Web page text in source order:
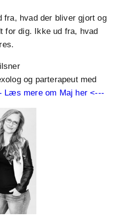
hvad der bliver gjort og
for dig. Ikke ud fra, hvad
og parterapeut med
Læs mere om Maj her <---